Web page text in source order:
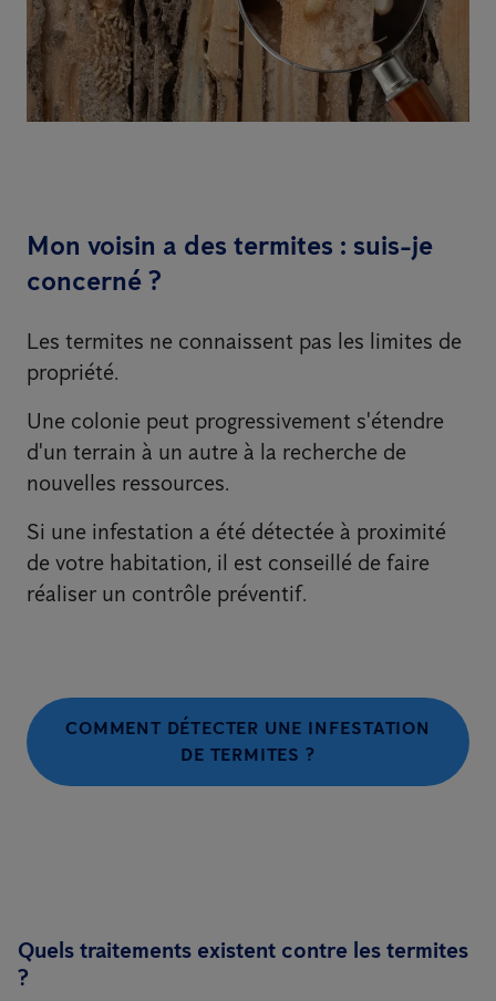
Mon voisin a des termites : suis-je
concerné ?
Les termites ne connaissent pas les limites de
propriété.
Une colonie peut progressivement s'étendre
d'un terrain à un autre à la recherche de
nouvelles ressources.
Si une infestation a été détectée à proximité
de votre habitation, il est conseillé de faire
réaliser un contrôle préventif.
COMMENT DÉTECTER UNE INFESTATION
DE TERMITES ?
Quels traitements existent contre les termites
?